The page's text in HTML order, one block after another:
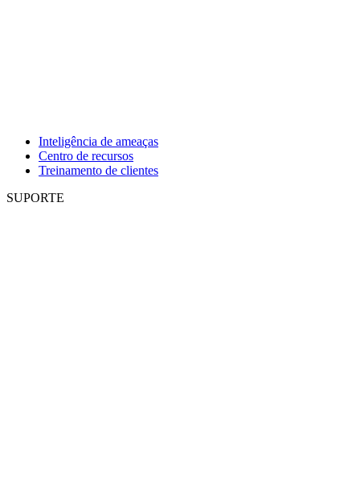
Inteligência de ameaças
Centro de recursos
Treinamento de clientes
SUPORTE